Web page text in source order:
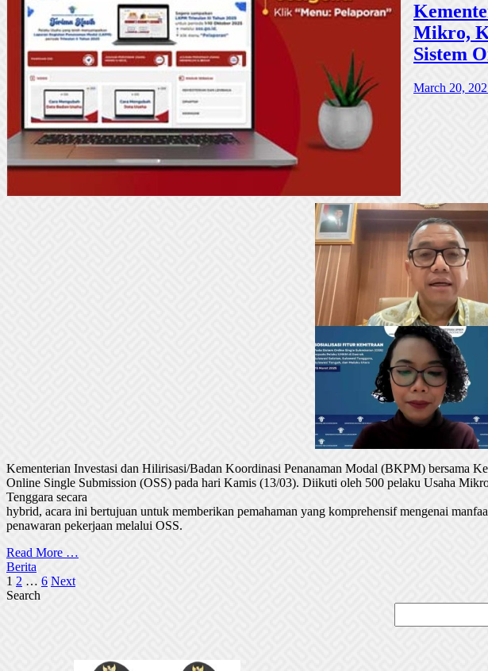
Mikro,
Sistem
March 20,
Kementerian Investasi dan Hilirisasi/Badan Koordinasi Penanaman Modal (BKPM) bersama
Online Single Submission (OSS) pada hari Kamis (13/03). Diikuti oleh 500 pelaku Usaha
Tenggara secara
hybrid, acara ini bertujuan untuk memberikan pemahaman yang komprehensif mengenai
penawaran pekerjaan melalui OSS.
Read More …
Berita
Posts
pagination
1 2 … 6 Next
Search